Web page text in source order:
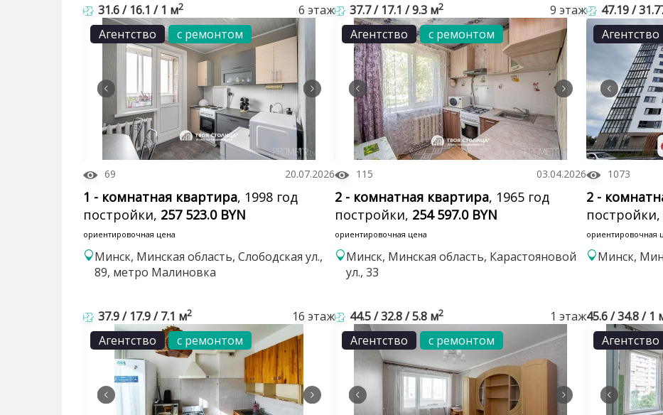
31.6 / 16.1 / 1 м2 6 этаж 37.7 / 17.1 / 9.3 м2 9 этаж 47.19 /
Агентство
с ремонтом
69 20.07.2026
1 - комнатная квартира, 1998 год
постройки, 257 523.0 BYN
ориентировочная цена
Минск, Минская область, Слободская ул.,
89, метро Малиновка
37.9 / 17.9 / 7.1 м2 16 этаж
Агентство с ремонтом
115 03.04.2026
2 - комнатная квартира, 1965 год
постройки, 254 597.0 BYN
ориентировочная цена
Минск, Минская область, Карастояновой
ул., 33
44.5 / 32.8 / 5.8 м2 1 этаж
Агентство
1073
2 -
постройки,
ориентировочная
Минск,
45.6 / 34.8 / 1
Агентство
с ремонтом Агентство с ремонтом Агентство